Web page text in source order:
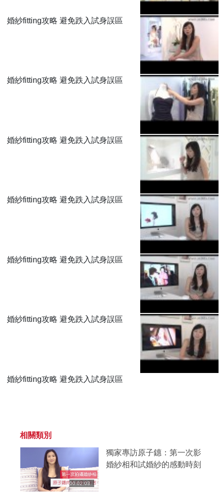
婚紗fitting攻略 避免跌入試身誤區
婚紗fitting攻略 避免跌入試身誤區
婚紗fitting攻略 避免跌入試身誤區
婚紗fitting攻略 避免跌入試身誤區
婚紗fitting攻略 避免跌入試身誤區
婚紗fitting攻略 避免跌入試身誤區
婚紗fitting攻略 避免跌入試身誤區
相關類別
00:02:03
獨家專訪原子鏸：第一次影
婚紗相和試婚紗的感動時刻